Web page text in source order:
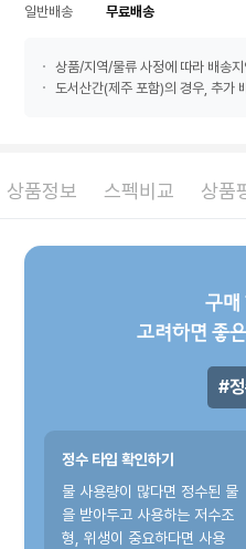
일반배송 무료배송
상품/지역/물류 사정에 따라 배송
도서산간(제주 포함)의 경우, 추가
상품정보 스펙비교 상품
구매
고려하면 좋
정수 타입 확인하기
물 사용량이 많다면 정수된 물
을 받아두고 사용하는 저수조
형, 위생이 중요하다면 사용